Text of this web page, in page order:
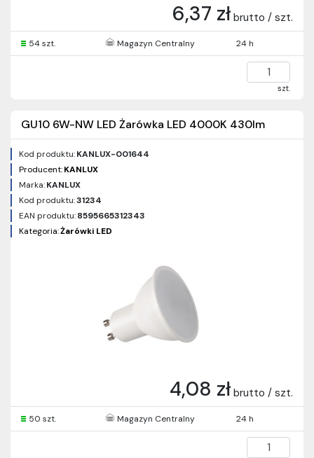
6,37 zł brutto / szt.
54 szt. Magazyn Centralny 24 h
szt.
GU10 6W-NW LED Żarówka LED 4000K 430lm
Kod produktu:KANLUX-001644
Producent:KANLUX
Marka:KANLUX
Kod produktu:31234
EAN produktu:8595665312343
Kategoria:Żarówki LED
4,08 zł brutto / szt.
50 szt. Magazyn Centralny 24 h